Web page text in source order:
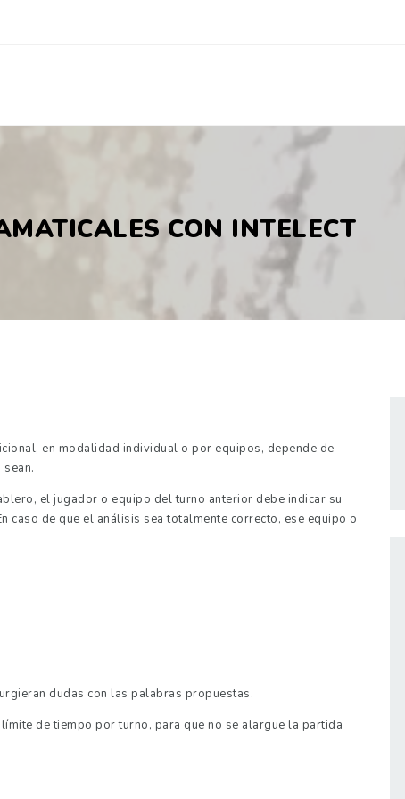
CON INTELECT
en modalidad individual o por equipos, depende de
el jugador o equipo del turno anterior debe indicar su
caso de que el análisis sea totalmente correcto, ese equipo o
dudas con las palabras propuestas.
de tiempo por turno, para que no se alargue la partida